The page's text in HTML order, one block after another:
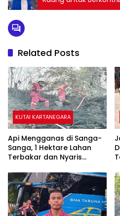
Related Posts
KUTAI KARTANEGARA
Api Mengganas di Sanga-
Sanga, 1 Hektare Lahan
Terbakar dan Nyaris